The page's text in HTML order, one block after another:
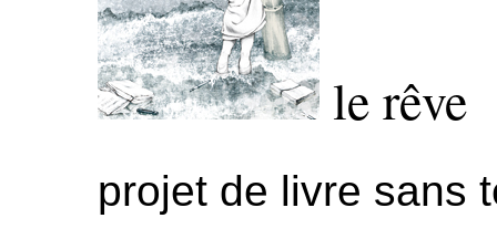
le rêve
projet de livre sans